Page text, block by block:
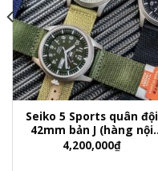
Seiko 5 Sports quân đội
42mm bản J (hàng nội
địa Nhật)
4,200,000₫